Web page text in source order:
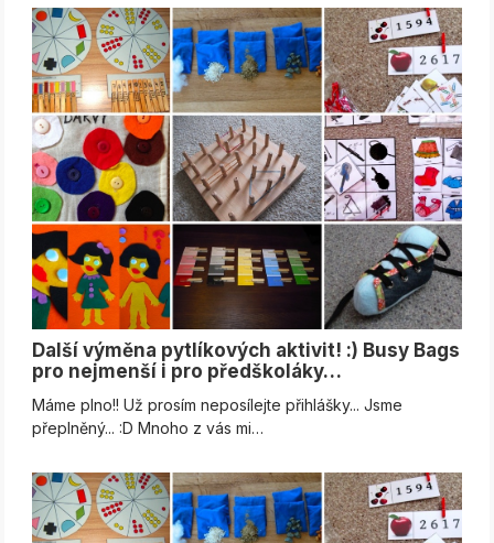
Další výměna pytlíkových aktivit! :) Busy Bags
pro nejmenší i pro předškoláky…
Máme plno!! Už prosím neposílejte přihlášky... Jsme
přeplněný... :D Mnoho z vás mi…